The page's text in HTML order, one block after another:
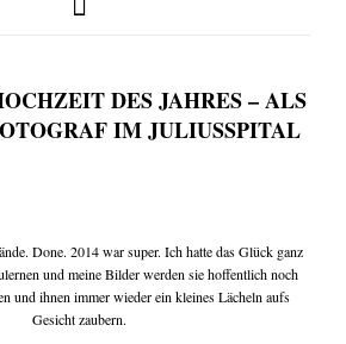
weddings & news
my favorites
DES JAHRES – ALS
IM JULIUSSPITAL
Done. 2014 war super. Ich hatte das Glück ganz
und meine Bilder werden sie hoffentlich noch
und ihnen immer wieder ein kleines Lächeln aufs
Gesicht zaubern.